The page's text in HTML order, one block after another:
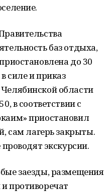
баз отдыха,
до 30
силе и приказ
области
в соответствии с
приостановил
сам лагерь закрыты.
экскурсии.
заезды, размещения
противоречат